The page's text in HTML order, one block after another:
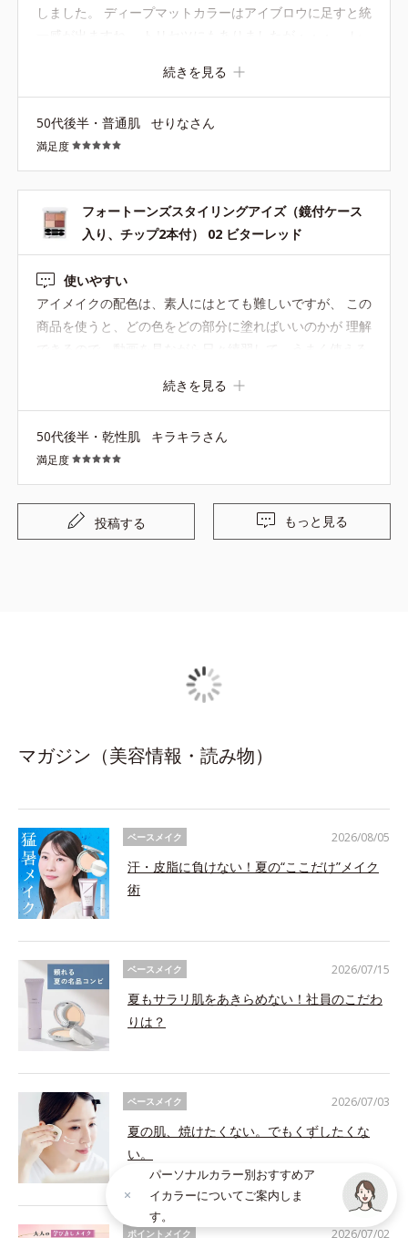
しました。 ディープマットカラーはアイブロウに足すと統
時期にヘビロテする予定です。 リップの色も悩まずに済み
続きを見る
50代後半・普通肌 せりなさん
満足度
フォートーンズスタイリングアイズ（鏡付ケース
入り、チップ2本付） 02 ビターレッド
使いやすい
アイメイクの配色は、素人にはとても難しいですが、 この
商品を使うと、どの色をどの部分に塗ればいいのかが 理解
できるので、動画を見ながら日々練習して、うまく使える
続きを見る
50代後半・乾性肌 キラキラさん
満足度
投稿する もっと見る
マガジン（美容情報・読み物）
ベースメイク
汗・皮脂に負けない！夏の“ここだけ”メイク
術
2026/08/05
ベースメイク
夏もサラリ肌をあきらめない！社員のこだわ
りは？
2026/07/15
ベースメイク
夏の肌、焼けたくない。でもくずしたくな
い。
2026/07/03
ポイントメイク 2026/07/02
パーソナルカラー別おすすめア
イカラーについてご案内しま
す。